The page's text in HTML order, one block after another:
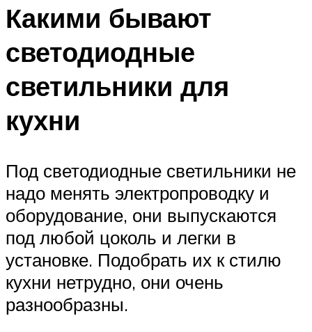
Какими бывают
светодиодные
светильники для
кухни
Под светодиодные светильники не
надо менять электропроводку и
оборудование, они выпускаются
под любой цоколь и легки в
установке. Подобрать их к стилю
кухни нетрудно, они очень
разнообразны.